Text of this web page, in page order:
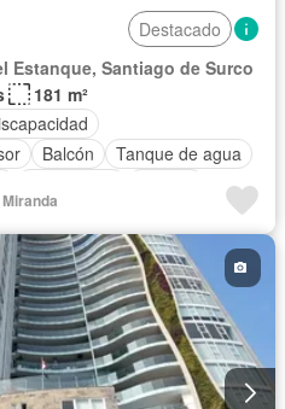
Destacado
Estanque, Santiago de Surco
181 m²
Balcón
Tanque de agua